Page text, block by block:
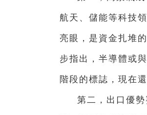
航天、儲能等科技
亮眼，是資金扎堆
步指出，半導體或
階段的標誌，現在
第二，出口優